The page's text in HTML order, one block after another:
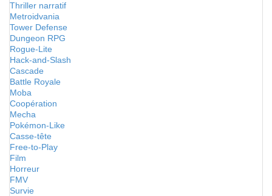
Thriller narratif
Metroidvania
Tower Defense
Dungeon RPG
Rogue-Lite
Hack-and-Slash
Cascade
Battle Royale
Moba
Coopération
Mecha
Pokémon-Like
Casse-tête
Free-to-Play
Film
Horreur
FMV
Survie